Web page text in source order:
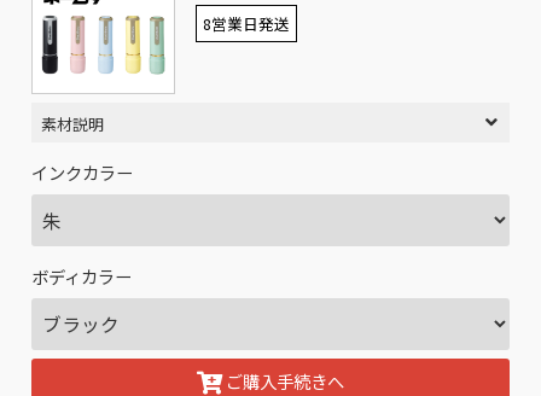
8営業日発送
素材説明
インクカラー
ボディカラー
ご購入手続きへ